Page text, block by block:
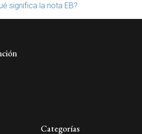
significa la nota EB?
Categorías